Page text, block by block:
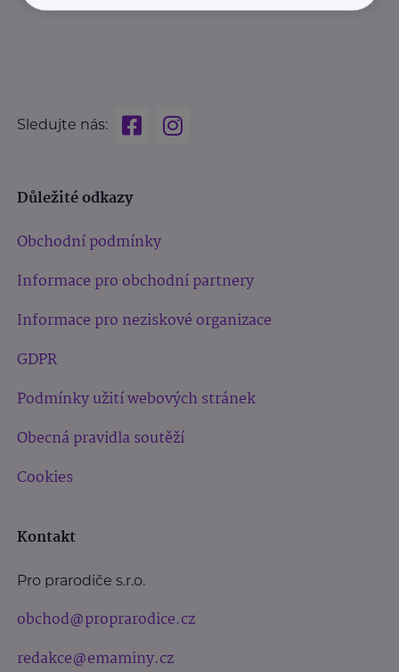
Sledujte nás:
Důležité odkazy
Obchodní podmínky
Informace pro obchodní partnery
Informace pro neziskové organizace
GDPR
Podmínky užití webových stránek
Obecná pravidla soutěží
Cookies
Kontakt
Pro prarodiče s.r.o.
obchod@proprarodice.cz
redakce@emaminy.cz